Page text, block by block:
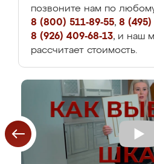
позвоните нам по
8 (800) 511-89-55, 8 (495)
8 (926) 409-68-13, и наш
рассчитает стоимость.